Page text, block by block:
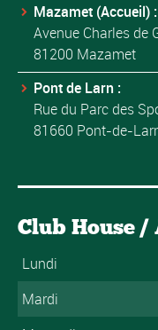
Mazamet (Accueil) :
Avenue Charles de
81200 Mazamet
Pont de Larn :
Rue du Parc des
81660 Pont-de-
Club House
Lundi
Mardi